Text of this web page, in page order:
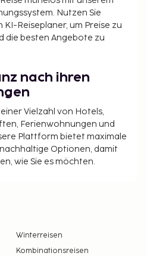
Nutzen Sie
KI-Reiseplaner, um Preise zu
die besten Angebote zu
nach ihren
Vielzahl von Hotels,
Ferienwohnungen und
Plattform bietet maximale
Optionen, damit
wie Sie es möchten.
Winterreisen
Kombinationsreisen